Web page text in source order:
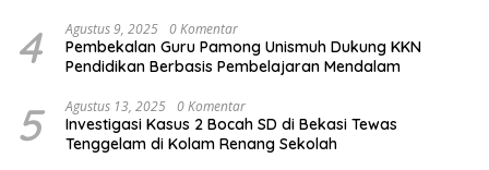
4 Agustus 9, 2025 0 Komentar
Pembekalan Guru Pamong Unismuh Dukung KKN
Pendidikan Berbasis Pembelajaran Mendalam
5 Agustus 13, 2025 0 Komentar
Investigasi Kasus 2 Bocah SD di Bekasi Tewas
Tenggelam di Kolam Renang Sekolah